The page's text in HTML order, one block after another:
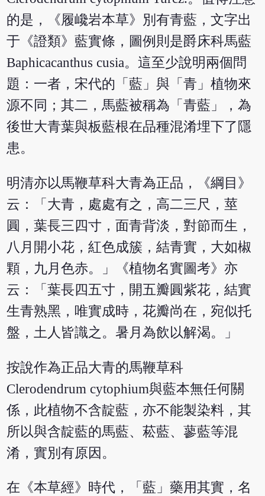
的是，《履巉岩本草》別有青藍，文字出
于《證類》藍實條，圖例則是爵床科馬藍
Baphicacanthus cusia。這至少說明兩個問
題：一者，宋代的「藍」與「青」植物來
源不同；其二，馬藍被稱為「青藍」，為
後世大青葉與板藍根在品種混淆埋下了隱
患。
明清亦以馬鞭草科大青為正品，《綱目》
云：「大青，處處有之，高二三尺，莖
圓，葉長三四寸，面青背淡，對節而生，
八月開小花，紅色成簇，結青實，大如椒
顆，九月色赤。」《植物名實圖考》亦
云：「葉長四五寸，開五瓣圓紫花，結實
生青熟黑，唯實成時，花瓣尚在，宛似托
盤，土人皆識之。暑月為飲以解渴。」
按說作為正品大青的馬鞭草科
Clerodendrum cytophium與藍本無任何關
係，此植物不含靛藍，亦不能製染料，其
所以與含靛藍的馬藍、菘藍、蓼藍等混
淆，實別有原因。
在《本草經》時代，「藍」藥用其實，名